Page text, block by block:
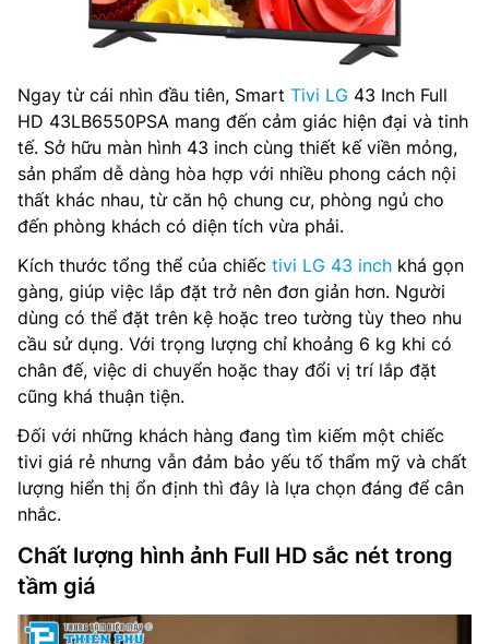
Ngay từ cái nhìn đầu tiên, Smart Tivi LG 43 Inch Full
HD 43LB6550PSA mang đến cảm giác hiện đại và tinh
tế. Sở hữu màn hình 43 inch cùng thiết kế viền mỏng,
sản phẩm dễ dàng hòa hợp với nhiều phong cách nội
thất khác nhau, từ căn hộ chung cư, phòng ngủ cho
đến phòng khách có diện tích vừa phải.
Kích thước tổng thể của chiếc tivi LG 43 inch khá gọn
gàng, giúp việc lắp đặt trở nên đơn giản hơn. Người
dùng có thể đặt trên kệ hoặc treo tường tùy theo nhu
cầu sử dụng. Với trọng lượng chỉ khoảng 6 kg khi có
chân đế, việc di chuyển hoặc thay đổi vị trí lắp đặt
cũng khá thuận tiện.
Đối với những khách hàng đang tìm kiếm một chiếc
tivi giá rẻ nhưng vẫn đảm bảo yếu tố thẩm mỹ và chất
lượng hiển thị ổn định thì đây là lựa chọn đáng để cân
nhắc.
Chất lượng hình ảnh Full HD sắc nét trong
tầm giá